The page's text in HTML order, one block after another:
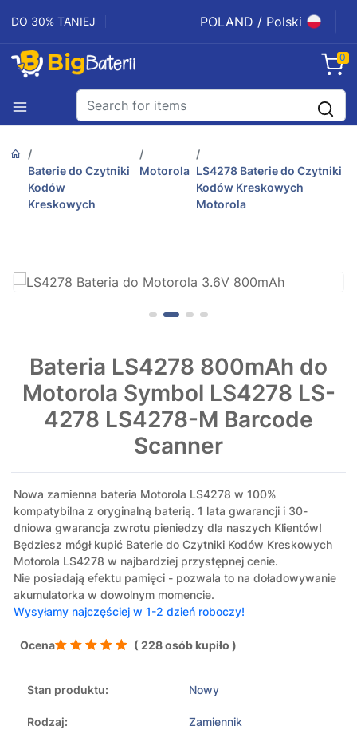
DO 30% TANIEJ POLAND / Polski
0
Baterie do Czytniki
Kodów
Kreskowych
Motorola LS4278 Baterie do Czytniki
Kodów Kreskowych
Motorola
Bateria LS4278 800mAh do
Motorola Symbol LS4278 LS-
4278 LS4278-M Barcode
Scanner
Nowa zamienna bateria Motorola LS4278 w 100%
kompatybilna z oryginalną baterią. 1 lata gwarancji i 30-
dniowa gwarancja zwrotu pieniedzy dla naszych Klientów!
Będziesz mógł kupić Baterie do Czytniki Kodów Kreskowych
Motorola LS4278 w najbardziej przystępnej cenie.
Nie posiadają efektu pamięci - pozwala to na doładowywanie
akumulatorka w dowolnym momencie.
Wysyłamy najczęściej w 1-2 dzień roboczy!
Ocena ( 228 osób kupiło )
Stan produktu: Nowy
Rodzaj: Zamiennik